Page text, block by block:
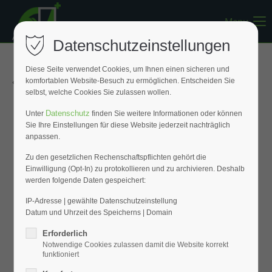
Register
Support
Lorem ipsum dolor sit amet:
24h/ 365days
Mon - Fri 8:00am - 5:00pm(GMT +1)
Get in touch
Cybersteel Inc.
Menu
« Zurück zur Übersicht
Datenschutzeinstellungen
Diese Seite verwendet Cookies, um Ihnen einen sicheren und
komfortablen Website-Besuch zu ermöglichen. Entscheiden Sie
selbst, welche Cookies Sie zulassen wollen.
Unter Datenschutz finden Sie weitere Informationen oder können
Sie Ihre Einstellungen für diese Website jederzeit nachträglich
anpassen.
Zu den gesetzlichen Rechenschaftspflichten gehört die
Einwilligung (Opt-In) zu protokollieren und zu archivieren. Deshalb
werden folgende Daten gespeichert:
IP-Adresse | gewählte Datenschutzeinstellung
Datum und Uhrzeit des Speicherns | Domain
Erforderlich
Notwendige Cookies zulassen damit die Website korrekt
funktioniert